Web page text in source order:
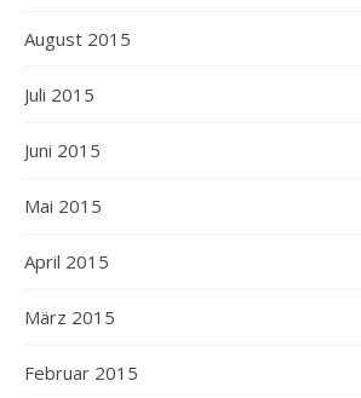
August 2015
Juli 2015
Juni 2015
Mai 2015
April 2015
März 2015
Februar 2015